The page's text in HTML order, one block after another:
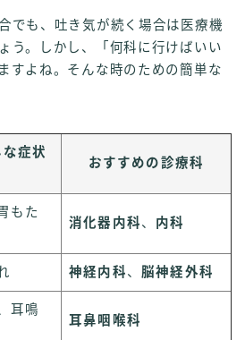
でも、吐き気が続く場合は医療機
う。しかし、「何科に行けばいい
すよね。そんな時のための簡単な
症状
おすすめの診療科
もた
消化器内科、 内科
神経内科、 脳神経外科
耳鳴
耳鼻咽喉科